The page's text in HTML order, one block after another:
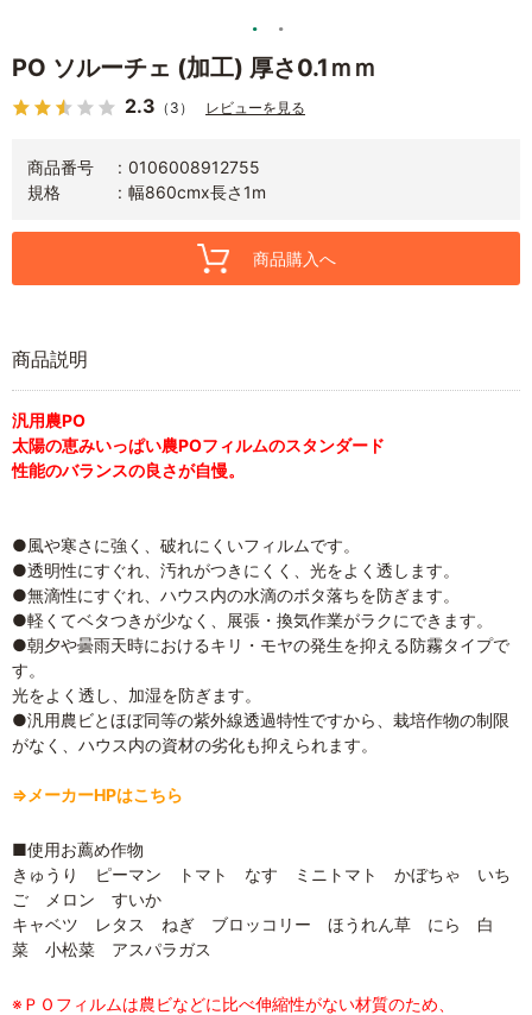
PO ソルーチェ (加工) 厚さ0.1ｍｍ
2.3 （3） レビューを見る
商品番号
0106008912755
規格
幅860cmx長さ1m
商品購入へ
商品説明
汎用農PO
太陽の恵みいっぱい農POフィルムのスタンダード
性能のバランスの良さが自慢。
●風や寒さに強く、破れにくいフィルムです。
●透明性にすぐれ、汚れがつきにくく、光をよく透します。
●無滴性にすぐれ、ハウス内の水滴のボタ落ちを防ぎます。
●軽くてベタつきが少なく、展張・換気作業がラクにできます。
●朝夕や曇雨天時におけるキリ・モヤの発生を抑える防霧タイプで
す。
光をよく透し、加湿を防ぎます。
●汎用農ビとほぼ同等の紫外線透過特性ですから、栽培作物の制限
がなく、ハウス内の資材の劣化も抑えられます。
⇒メーカーHPはこちら
■使用お薦め作物
きゅうり ピーマン トマト なす ミニトマト かぼちゃ いち
ご メロン すいか
キャベツ レタス ねぎ ブロッコリー ほうれん草 にら 白
菜 小松菜 アスパラガス
※ＰＯフィルムは農ビなどに比べ伸縮性がない材質のため、